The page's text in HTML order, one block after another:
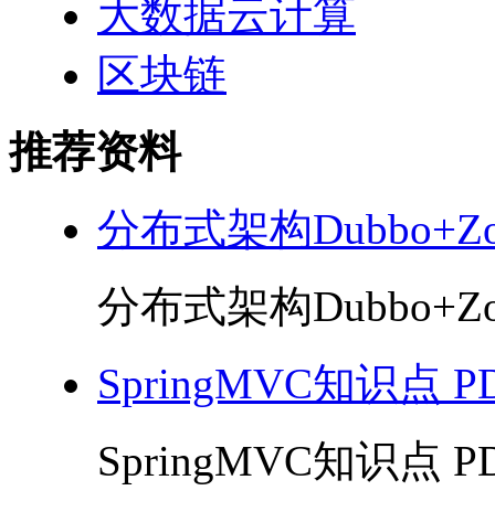
大数据云计算
区块链
推荐资料
分布式架构
分布式架构
SpringMVC知识点
SpringMVC知识点